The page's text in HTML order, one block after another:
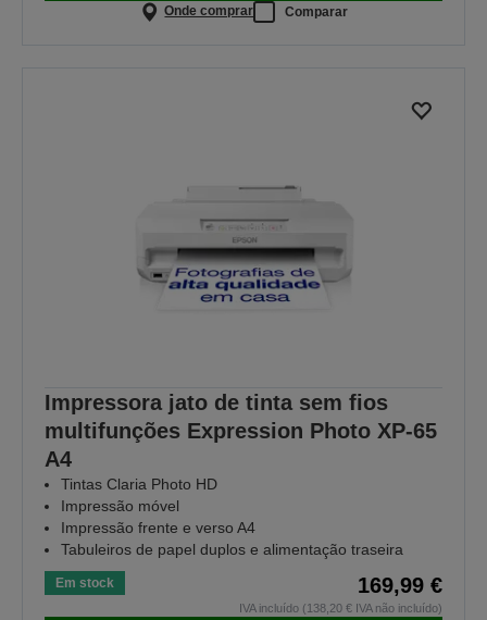
Onde comprar Comparar
Impressora jato de tinta sem fios
multifunções Expression Photo XP-65
A4
Tintas Claria Photo HD
Impressão móvel
Impressão frente e verso A4
Tabuleiros de papel duplos e alimentação traseira
Em stock 169,99 €
IVA incluído (138,20 € IVA não incluído)